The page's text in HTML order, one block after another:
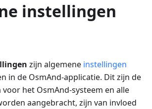
instellingen
zijn algemene instellingen
in de OsmAnd-applicatie. Dit zijn de
het OsmAnd-systeem en alle
aangebracht, zijn van invloed